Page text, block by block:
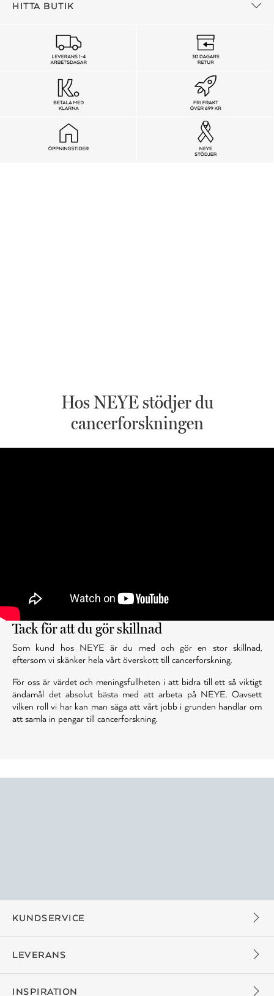
HITTA BUTIK
Hos NEYE stödjer du
cancerforskningen
Tack för att du gör skillnad
Som kund hos NEYE är du med och gör en stor skillnad,
eftersom vi skänker hela vårt överskott till cancerforskning.
För oss är värdet och meningsfullheten i att bidra till ett så viktigt
ändamål det absolut bästa med att arbeta på NEYE. Oavsett
vilken roll vi har kan man säga att vårt jobb i grunden handlar om
att samla in pengar till cancerforskning.
KUNDSERVICE
LEVERANS
INSPIRATION